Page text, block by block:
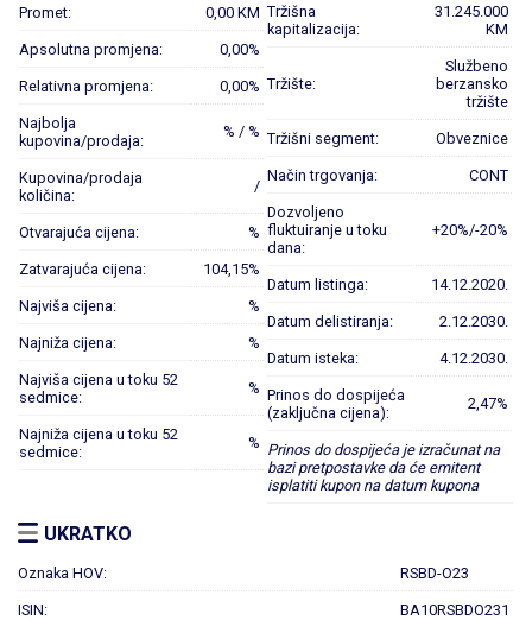
Promet: 0,00 KM
Apsolutna promjena: 0,00%
Relativna promjena: 0,00%
Najbolja
kupovina/prodaja:
% / %
Kupovina/prodaja
količina:
/
Otvarajuća cijena: %
Zatvarajuća cijena: 104,15%
Najviša cijena: %
Najniža cijena: %
Najviša cijena u toku 52
sedmice:
%
Najniža cijena u toku 52
sedmice:
%
Tržišna
kapitalizacija:
31.245.000
KM
Tržište:
Službeno
berzansko
tržište
Tržišni segment: Obveznice
Način trgovanja: CONT
Dozvoljeno
fluktuiranje u toku
dana:
+20%/-20%
Datum listinga: 14.12.2020.
Datum delistiranja: 2.12.2030.
Datum isteka: 4.12.2030.
Prinos do dospijeća
(zaključna cijena):
2,47%
Prinos do dospijeća je izračunat na
bazi pretpostavke da će emitent
isplatiti kupon na datum kupona
UKRATKO
Oznaka HOV: RSBD-O23
ISIN: BA10RSBDO231